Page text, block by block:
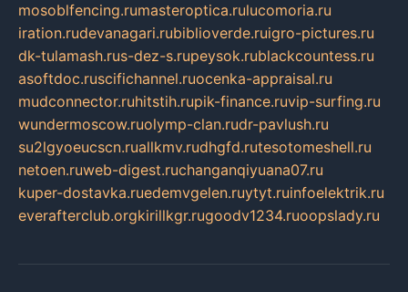
mosoblfencing.rumasteroptica.rulucomoria.ru
iration.rudevanagari.rubiblioverde.ruigro-pictures.ru
dk-tulamash.rus-dez-s.rupeysok.rublackcountess.ru
asoftdoc.ruscifichannel.ruocenka-appraisal.ru
mudconnector.ruhitstih.rupik-finance.ruvip-surfing.ru
wundermoscow.ruolymp-clan.rudr-pavlush.ru
su2lgyoeucscn.ruallkmv.rudhgfd.rutesotomeshell.ru
netoen.ruweb-digest.ruchanganqiyuana07.ru
kuper-dostavka.ruedemvgelen.ruytyt.ruinfoelektrik.ru
everafterclub.orgkirillkgr.rugoodv1234.ruoopslady.ru